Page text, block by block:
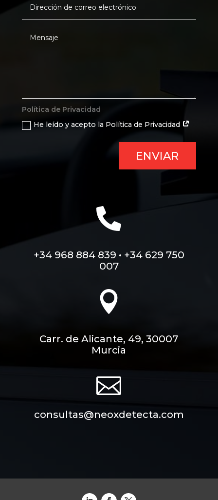
Política de Privacidad
He leído y acepto la Política de Privacidad
ENVIAR

+34 968 884 839 • +34 629 750
007

Carr. de Alicante, 49, 30007
Murcia

consultas@neoxdetecta.com